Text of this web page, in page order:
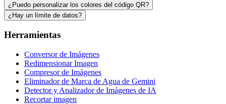
¿Puedo personalizar los colores del código QR?
¿Hay un límite de datos?
Herramientas
Conversor de Imágenes
Redimensionar Imagen
Compresor de Imágenes
Eliminador de Marca de Agua de Gemini
Detector y Analizador de Imágenes de IA
Recortar imagen